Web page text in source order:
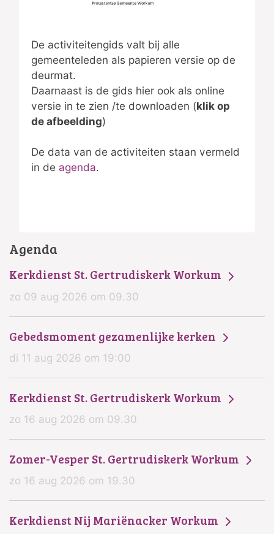
De activiteitengids valt bij alle
gemeenteleden als papieren versie op de
deurmat.
Daarnaast is de gids hier ook als online
versie in te zien /te downloaden (klik op
de afbeelding)
De data van de activiteiten staan vermeld
in de agenda.
Agenda
Kerkdienst St. Gertrudiskerk Workum
zo 09 aug 2026 om 09.30
Gebedsmoment gezamenlijke kerken
di 11 aug 2026 om 19:00
Kerkdienst St. Gertrudiskerk Workum
zo 16 aug 2026 om 09.30
Zomer-Vesper St. Gertrudiskerk Workum
zo 16 aug 2026 om 19.30
Kerkdienst Nij Mariënacker Workum